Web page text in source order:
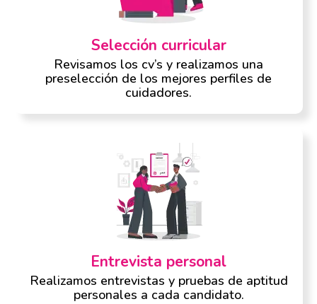
Selección curricular
Revisamos los cv’s y realizamos una
preselección de los mejores perfiles de
cuidadores.
Entrevista personal
Realizamos entrevistas y pruebas de aptitud
personales a cada candidato.